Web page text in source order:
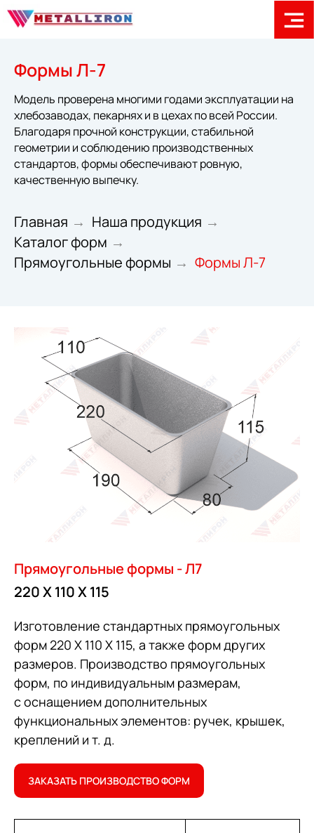
Формы Л-7
Модель проверена многими годами эксплуатации на
хлебозаводах, пекарнях и в цехах по всей России.
Благодаря прочной конструкции, стабильной
геометрии и соблюдению производственных
стандартов, формы обеспечивают ровную,
качественную выпечку.
Главная → Наша продукция →
Каталог форм →
Прямоугольные формы → Формы Л-7
Прямоугольные формы - Л7
220 Х 110 Х 115
Изготовление стандартных прямоугольных
форм 220 Х 110 Х 115, а также форм других
размеров. Производство прямоугольных
форм, по индивидуальным размерам,
с оснащением дополнительных
функциональных элементов: ручек, крышек,
креплений и т. д.
ЗАКАЗАТЬ ПРОИЗВОДСТВО ФОРМ